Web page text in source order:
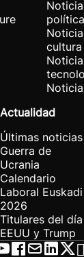
política
cultura
Actualidad
Últimas noticias
Guerra de
Ucrania
Calendario
Laboral Euskadi
2026
Titulares del día
EEUU y Trump